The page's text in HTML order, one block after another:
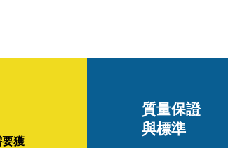
獲
質量保證
與標準